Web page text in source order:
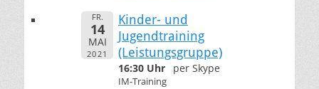
FR.
14
MAI
2021
Kinder- und
Jugendtraining
(Leistungsgruppe)
16:30 Uhr per Skype
IM-Training